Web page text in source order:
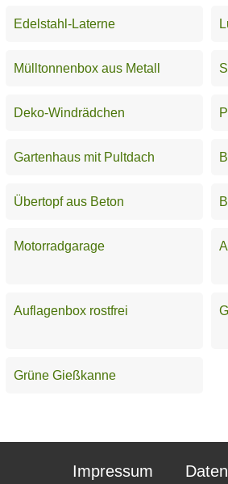
Edelstahl-Laterne
Mülltonnenbox aus Metall
Deko-Windrädchen
Gartenhaus mit Pultdach
Übertopf aus Beton
Motorradgarage
Auflagenbox rostfrei
Grüne Gießkanne
Impressum